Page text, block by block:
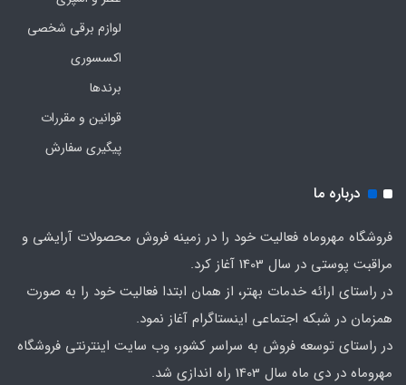
لوازم برقی شخصی
اکسسوری
برندها
قوانین و مقررات
پیگیری سفارش
درباره ما
فروشگاه مهروماه فعالیت خود را در زمینه فروش محصولات آرایشی و
مراقبت پوستی در سال 1403 آغاز کرد.
در راستای ارائه خدمات بهتر، از همان ابتدا فعالیت خود را به صورت
همزمان در شبکه اجتماعی اینستاگرام آغاز نمود.
در راستای توسعه فروش به سراسر کشور، وب سایت اینترنتی فروشگاه
مهروماه در دی ماه سال 1403 راه اندازی شد.